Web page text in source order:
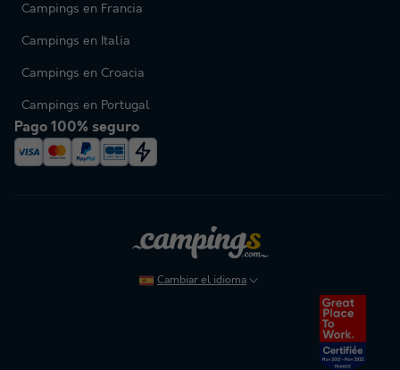
Campings en Francia
Campings en Italia
Campings en Croacia
Campings en Portugal
Pago 100% seguro
Cambiar el idioma